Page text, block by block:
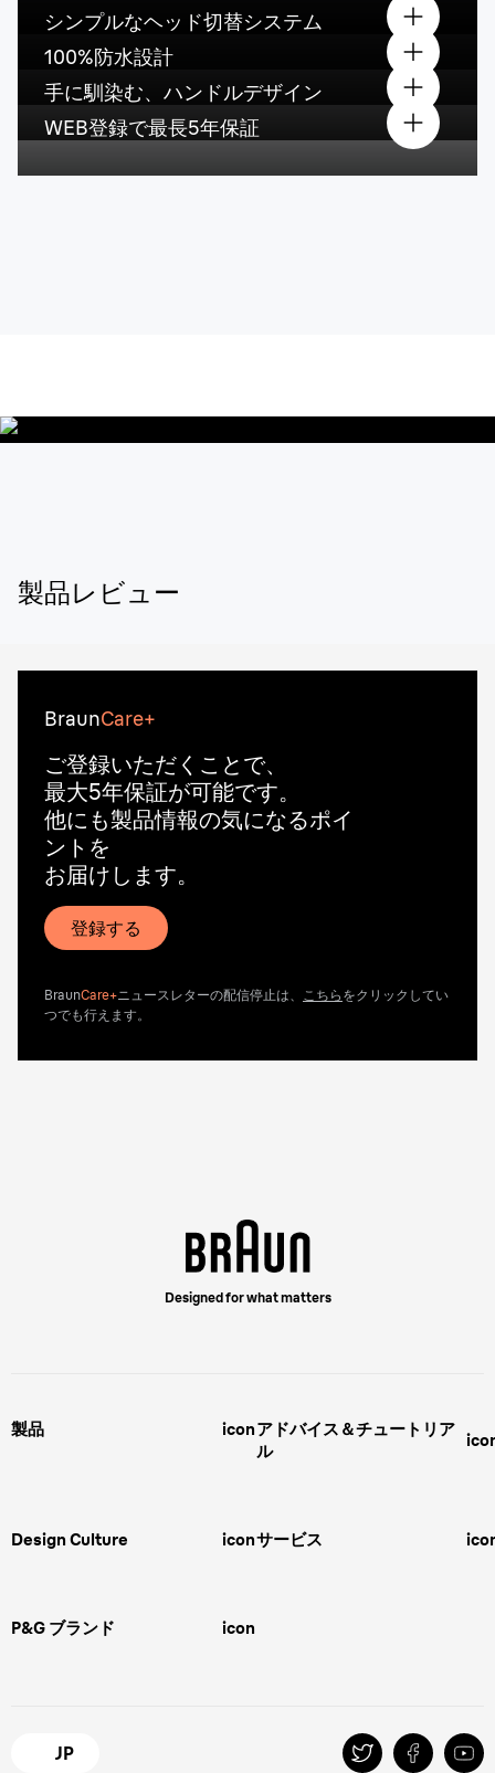
シンプルなヘッド切替システム
100%防水設計
手に馴染む、ハンドルデザイン
WEB登録で最長5年保証
製品レビュー
BraunCare+
ご登録いただくことで、
最大5年保証が可能です。
他にも製品情報の気になるポイ
ントを
お届けします。
登録する
BraunCare+ニュースレターの配信停止は、 こちら をクリックしてい
つでも行えます。
Designed for what matters
製品 icon
スキンケア
ipl脱毛
アドバイス＆チュートリア
ル
ボディグルーミング
Design Culture icon
Braun Brand & Products
サービス
P&G ブランド icon
マイレピ
JP